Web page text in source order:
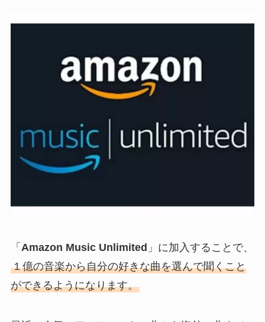
「 Amazon Music Unlimited 」に加入することで、
１億の音楽から自分の好きな曲を選んで聞くこと
ができるようになります。